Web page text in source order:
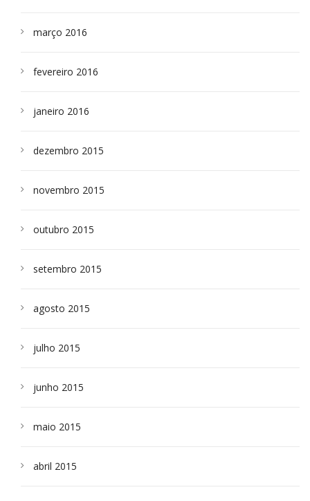
março 2016
fevereiro 2016
janeiro 2016
dezembro 2015
novembro 2015
outubro 2015
setembro 2015
agosto 2015
julho 2015
junho 2015
maio 2015
abril 2015